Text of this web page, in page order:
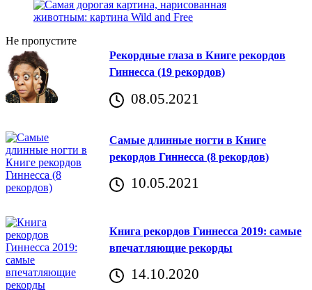
Не пропустите
Рекордные глаза в Книге рекордов
Гиннесса (19 рекордов)
08.05.2021
Самые длинные ногти в Книге
рекордов Гиннесса (8 рекордов)
10.05.2021
Книга рекордов Гиннесса 2019: самые
впечатляющие рекорды
14.10.2020